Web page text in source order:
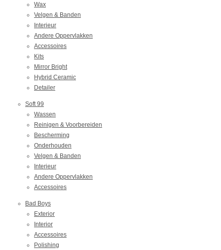
Wax
Velgen & Banden
Interieur
Andere Oppervlakken
Accessoires
Kits
Mirror Bright
Hybrid Ceramic
Detailer
Soft 99
Wassen
Reinigen & Voorbereiden
Bescherming
Onderhouden
Velgen & Banden
Interieur
Andere Oppervlakken
Accessoires
Bad Boys
Exterior
Interior
Accessoires
Polishing